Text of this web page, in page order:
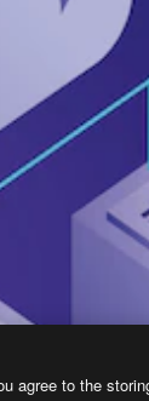
agree to the